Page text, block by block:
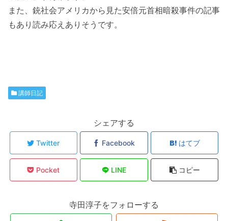
また、銃社会アメリカから見た安倍元首相暗殺事件の記事
もあり読み応えありそうです。
講師日記
シェアする
Twitter Facebook はてブ
Pocket LINE コピー
寺田淳子をフォローする